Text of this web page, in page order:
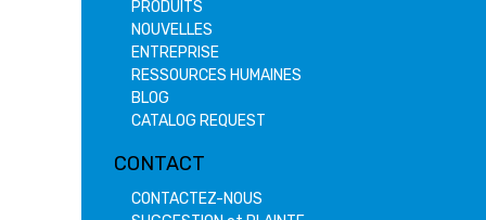
PRODUITS
NOUVELLES
ENTREPRISE
RESSOURCES HUMAINES
BLOG
CATALOG REQUEST
CONTACT
CONTACTEZ-NOUS